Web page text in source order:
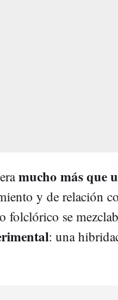
mucho más que
y de relación
folclórico se
: una